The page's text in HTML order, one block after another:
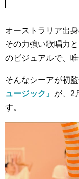
オーストラリア出身
その力強い歌唱力
のビジュアルで、
そんなシーアが初
ュージック』 が、2
す。